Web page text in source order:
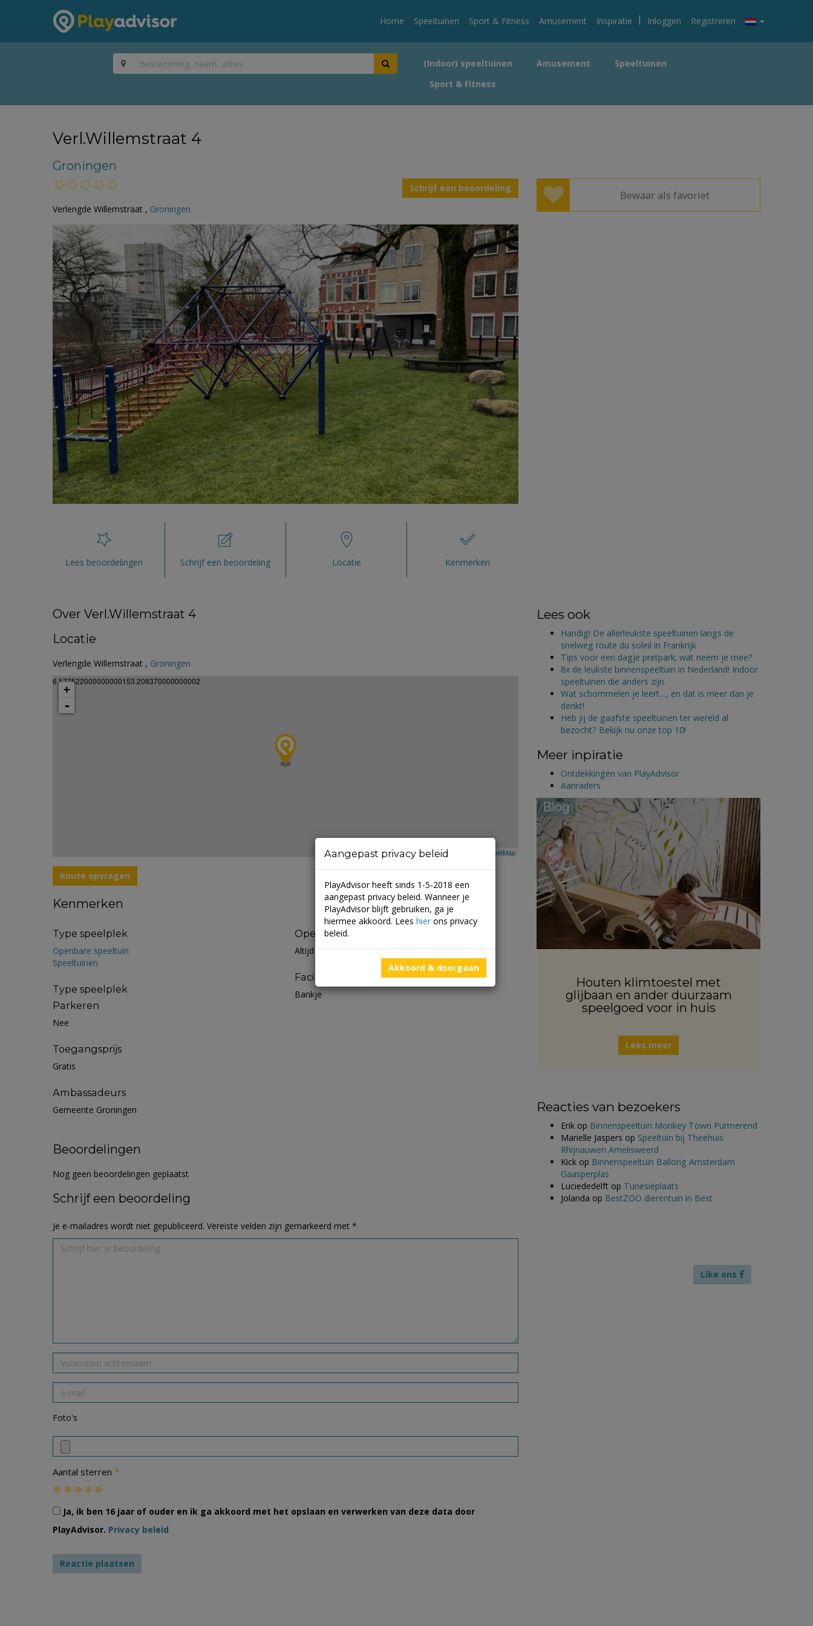
Home Speeltuinen Sport & Fitness Amusement Inspiratie | Inloggen Registreren
(Indoor) speeltuinen Amusement
Speeltuinen
Sport & Fitness
Verl.Willemstraat 4
Groningen
Schrijf een beoordeling
Verlengde Willemstraat , Groningen
Bewaar als favoriet
Lees beoordelingen Schrijf een beoordeling Locatie Kenmerken
Over Verl.Willemstraat 4
Locatie
Verlengde Willemstraat , Groningen
6.577522000000000153.208370000000002
+
-
Leaflet| ©Mapbox OpenStreetMap
Route opvragen
Kenmerken
Type speelplek
Openbare speeltuin
Speeltuinen
Type speelplek
Parkeren
Nee
Toegangsprijs
Gratis
Ambassadeurs
Gemeente Groningen
Openingstijden
Altijd open
Faciliteiten
Bankje
Beoordelingen
Nog geen beoordelingen geplaatst
Schrijf een beoordeling
Je e-mailadres wordt niet gepubliceerd. Vereiste velden zijn gemarkeerd met *
Foto's
Aantal sterren *
Ja, ik ben 16 jaar of ouder en ik ga akkoord met het opslaan en verwerken van deze data door
PlayAdvisor. Privacy beleid
Lees ook
Handig! De allerleukste speeltuinen langs de
snelweg route du soleil in Frankrijk
Tips voor een dagje pretpark; wat neem je mee?
8x de leukste binnenspeeltuin in Nederland! Indoor
speeltuinen die anders zijn.
Wat schommelen je leert…, en dat is meer dan je
denkt!
Heb jij de gaafste speeltuinen ter wereld al
bezocht? Bekijk nu onze top 10!
Meer inpiratie
Ontdekkingen van PlayAdvisor
Aanraders
Blog
Houten klimtoestel met
glijbaan en ander duurzaam
speelgoed voor in huis
Lees meer
Reacties van bezoekers
Erik op Binnenspeeltuin Monkey Town Purmerend
Marielle Jaspers op Speeltuin bij Theehuis
Rhijnauwen Amelisweerd
Kick op Binnenspeeltuin Ballorig Amsterdam
Gaasperplas
Luciededelft op Tunesiëplaats
Jolanda op BestZOO dierentuin in Best
Like ons
Aangepast privacy beleid
PlayAdvisor heeft sinds 1-5-2018 een
aangepast privacy beleid. Wanneer je
PlayAdvisor blijft gebruiken, ga je
hiermee akkoord. Lees hier ons privacy
beleid.
Akkoord & doorgaan